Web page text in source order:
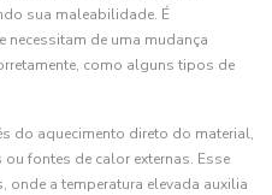
sua maleabilidade. É
necessitam de uma mudança
como alguns tipos de
do aquecimento direto do material,
fontes de calor externas. Esse
a temperatura elevada auxilia